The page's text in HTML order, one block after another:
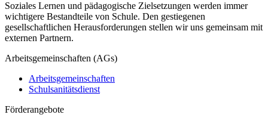
Soziales Lernen und pädagogische Zielsetzungen werden immer
wichtigere Bestandteile von Schule. Den gestiegenen
gesellschaftlichen Herausforderungen stellen wir uns gemeinsam mit
externen Partnern.
Arbeitsgemeinschaften (AGs)
Arbeitsgemeinschaften
Schulsanitätsdienst
Förderangebote